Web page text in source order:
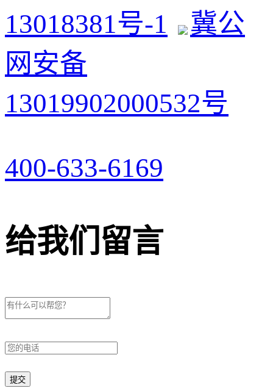
13018381号-1
冀公
网安备
13019902000532号
400-633-6169
给我们留言
提交